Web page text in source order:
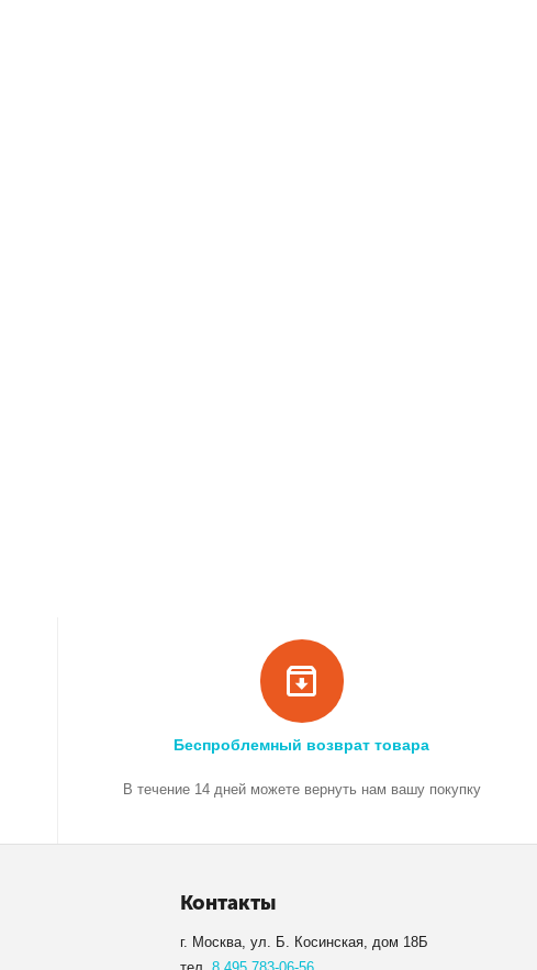
Беспроблемный возврат товара
В течение 14 дней можете вернуть нам вашу покупку
Контакты
г. Москва, ул. Б. Косинская, дом 18Б